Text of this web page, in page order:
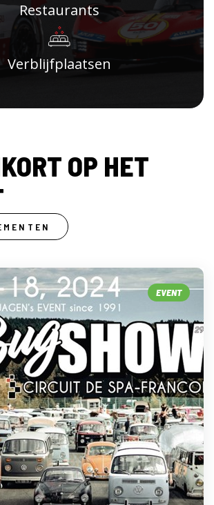
Restaurants
Verblijfplaatsen
OP HET
EVENT